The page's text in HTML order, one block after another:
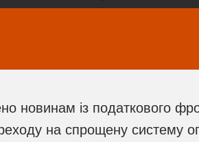
новинам із податкового
на спрощену систему